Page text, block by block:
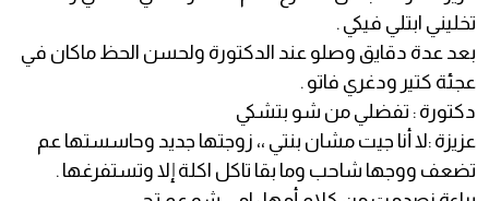
تخليني ابتلي فيكي .
بعد عدة دقايق وصلو عند الدكتورة ولحسن الحظ ماكان في
عجئة كتير ودغري فاتو .
دكتورة : تفضلي من شو بتشكي
عزيزة :لا أنا جيت مشان بنتي ،، زوجتها جديد وحاسستها عم
تضعف ووجها شاحب وما بقا تاكل اكلة إلا وتستفرغها .